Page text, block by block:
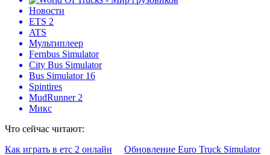
Новости
ETS 2
ATS
Мультиплеер
Fernbus Simulator
City Bus Simulator
Bus Simulator 16
Spintires
MudRunner 2
Микс
Что сейчас читают:
Как играть в етс 2 онлайн
Обновление Euro Truck Simulator